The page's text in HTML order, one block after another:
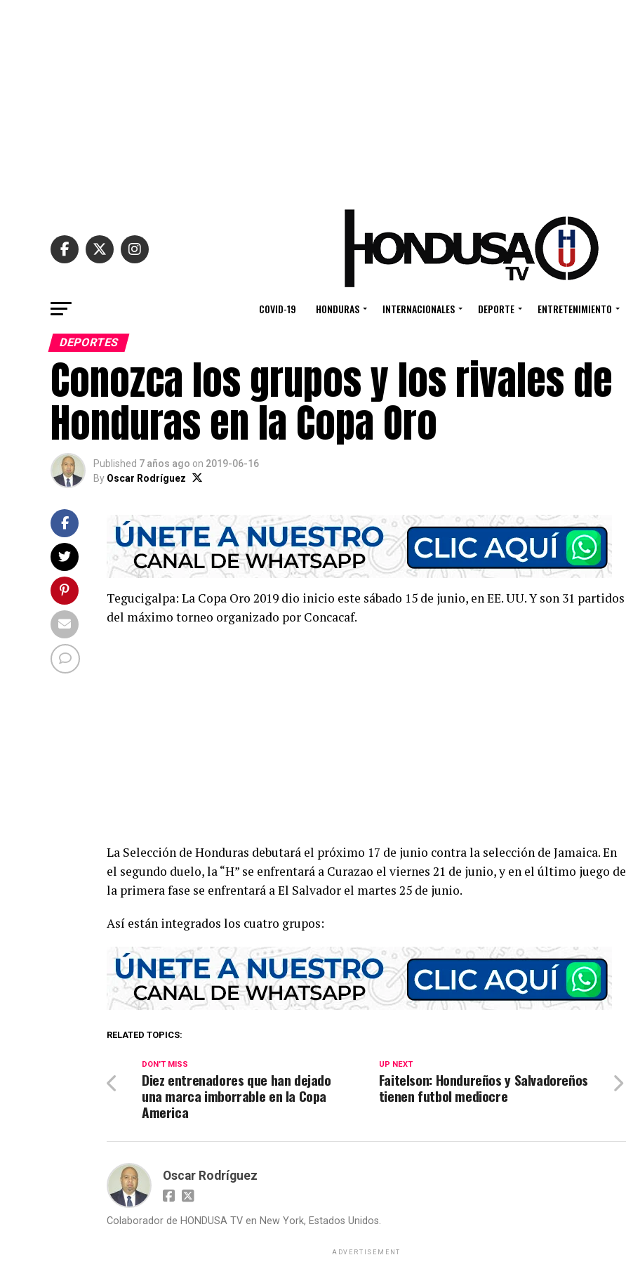
COVID-19 HONDURAS INTERNACIONALES DEPORTE ENTRETENIMIENTO
DEPORTES
Conozca los grupos y los rivales de
Honduras en la Copa Oro
Published 7 años ago on 2019-06-16
By Oscar Rodríguez
Tegucigalpa: La Copa Oro 2019 dio inicio este sábado 15 de junio, en EE. UU. Y son 31 partidos
del máximo torneo organizado por Concacaf.
La Selección de Honduras debutará el próximo 17 de junio contra la selección de Jamaica. En
el segundo duelo, la “H” se enfrentará a Curazao el viernes 21 de junio, y en el último juego de
la primera fase se enfrentará a El Salvador el martes 25 de junio.
Así están integrados los cuatro grupos:
RELATED TOPICS:
UP NEXT
Faitelson: Hondureños y Salvadoreños
tienen futbol mediocre
DON'T MISS
Diez entrenadores que han dejado
una marca imborrable en la Copa
America
Oscar Rodríguez
Colaborador de HONDUSA TV en New York, Estados Unidos.
ADVERTISEMENT